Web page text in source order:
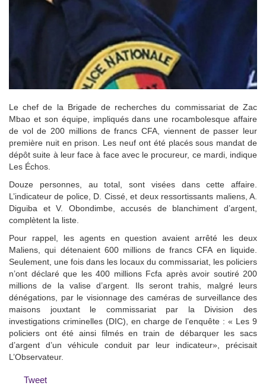
Le chef de la Brigade de recherches du commissariat de Zac
Mbao et son équipe, impliqués dans une rocambolesque affaire
de vol de 200 millions de francs CFA, viennent de passer leur
première nuit en prison. Les neuf ont été placés sous mandat de
dépôt suite à leur face à face avec le procureur, ce mardi, indique
Les Échos.
Douze personnes, au total, sont visées dans cette affaire.
L’indicateur de police, D. Cissé, et deux ressortissants maliens, A.
Diguiba et V. Obondimbe, accusés de blanchiment d’argent,
complètent la liste.
Pour rappel, les agents en question avaient arrêté les deux
Maliens, qui détenaient 600 millions de francs CFA en liquide.
Seulement, une fois dans les locaux du commissariat, les policiers
n’ont déclaré que les 400 millions Fcfa après avoir soutiré 200
millions de la valise d’argent. Ils seront trahis, malgré leurs
dénégations, par le visionnage des caméras de surveillance des
maisons jouxtant le commissariat par la Division des
investigations criminelles (DIC), en charge de l’enquête : « Les 9
policiers ont été ainsi filmés en train de débarquer les sacs
d’argent d’un véhicule conduit par leur indicateur», précisait
L’Observateur.
Tweet